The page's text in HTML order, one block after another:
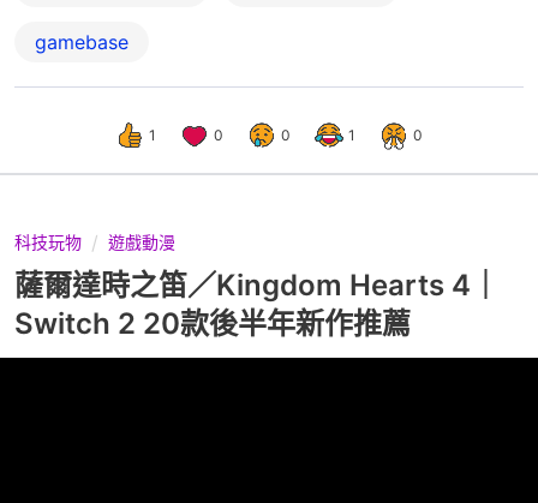
gamebase
1 0 0 1 0
科技玩物 遊戲動漫
薩爾達時之笛／Kingdom Hearts 4｜
Switch 2 20款後半年新作推薦